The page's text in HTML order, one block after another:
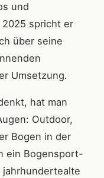
und
2025 spricht er
über seine
Umsetzung.
hat man
Outdoor,
Bogen in der
ein Bogensport-